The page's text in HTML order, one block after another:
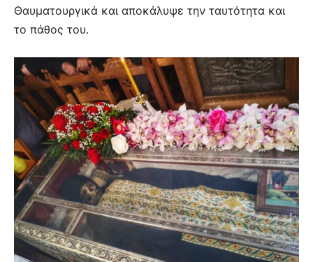
Θαυματουργικά και αποκάλυψε την ταυτότητα και
το πάθος του.